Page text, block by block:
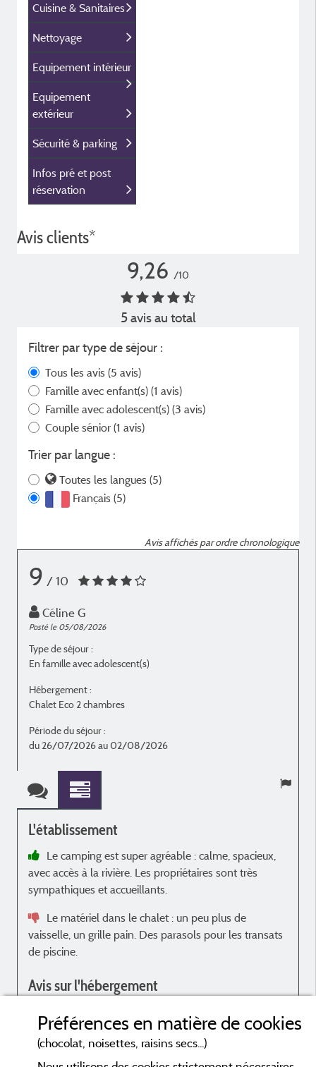
Cuisine & Sanitaires
Nettoyage
Equipement intérieur
Equipement
extérieur
Sécurité & parking
Infos pré et post
réservation
Avis clients*
9,26 /10
5 avis au total
Filtrer par type de séjour :
Tous les avis (5 avis)
Famille avec enfant(s) (1 avis)
Famille avec adolescent(s) (3 avis)
Couple sénior (1 avis)
Trier par langue :
Toutes les langues (5)
Français (5)
Avis affichés par ordre chronologique
9 / 10
Céline G
Posté le 05/08/2026
Type de séjour :
En famille avec adolescent(s)
Hébergement :
Chalet Eco 2 chambres
Période du séjour :
du 26/07/2026 au 02/08/2026
L'établissement
Le camping est super agréable : calme, spacieux,
avec accès à la rivière. Les propriétaires sont très
sympathiques et accueillants.
Le matériel dans le chalet : un peu plus de
vaisselle, un grille pain. Des parasols pour les transats
de piscine.
Avis sur l'hébergement
Le ménage est à améliorer notamment la douche,
Préférences en matière de cookies
(chocolat, noisettes, raisins secs...)